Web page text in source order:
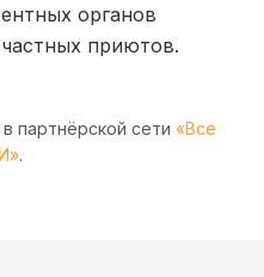
органов
приютов.
партнёрской сети «Все
.